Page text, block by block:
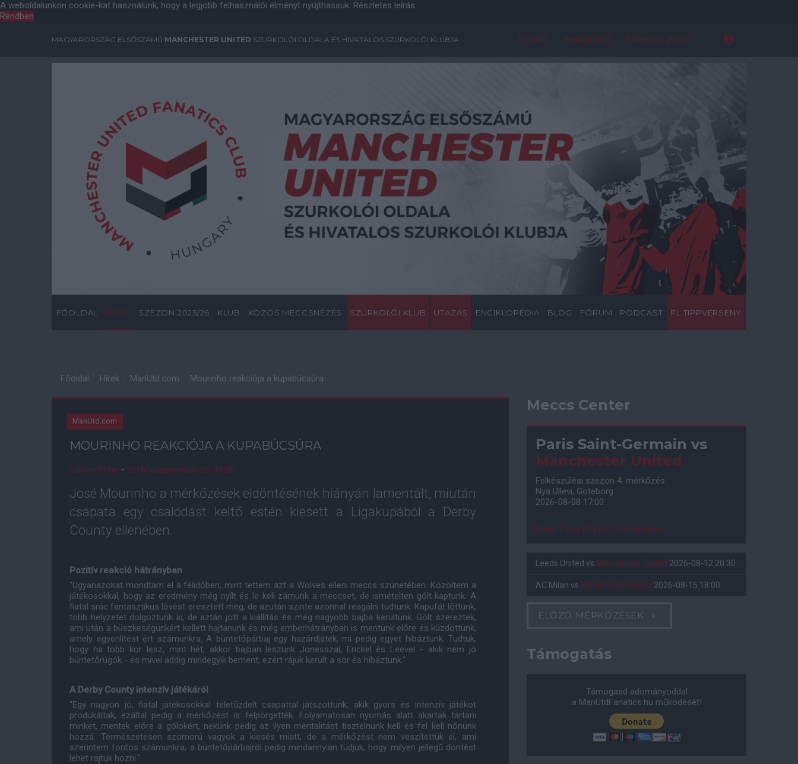
A weboldalunkon cookie-kat használunk, hogy a legjobb felhasználói élményt nyújthassuk. Részletes leírás
Rendben
MAGYARORSZÁG ELSŐSZÁMÚ MANCHESTER UNITED SZURKOLÓI OLDALA ÉS HIVATALOS SZURKOLÓI KLUBJA Főoldal Regisztráció Elfelejtett jelszó
FŐOLDAL HÍREK SZEZON 2025/26 KLUB KÖZÖS MECCSNÉZÉS SZURKOLÓI KLUB UTAZÁS ENCIKLOPÉDIA BLOG FÓRUM PODCAST PL TIPPVERSENY
Főoldal Hírek ManUtd.com Mourinho reakciója a kupabúcsúra
ManUtd.com
MOURINHO REAKCIÓJA A KUPABÚCSÚRA
Lakner Péter • 2018. szeptember. 26. 10:20
José Mourinho a mérkőzések eldöntésének hiányán lamentált, miután
csapata egy csalódást keltő estén kiesett a Ligakupából a Derby
County ellenében.
Pozitív reakció hátrányban
"Ugyanazokat mondtam el a félidőben, mint tettem azt a Wolves elleni meccs szünetében. Közöltem a
játékosokkal, hogy az eredmény még nyílt és le kell zárnunk a meccset, de ismételten gólt kaptunk. A
fiatal srác fantasztikus lövést eresztett meg, de azután szinte azonnal reagálni tudtunk. Kapufát lőttünk,
több helyzetet dolgoztunk ki, de aztán jött a kiállítás és még nagyobb bajba kerültünk. Gólt szereztek,
ami után a büszkeségünkért kellett hajtanunk és még emberhátrányban is mentünk előre és küzdöttünk,
amely egyenlítést ért számunkra. A büntetőpárbaj egy hazárdjáték, mi pedig egyet hibáztunk. Tudtuk,
hogy ha több kör lesz, mint hét, akkor bajban leszünk Jonesszal, Erickel és Leevel - akik nem jó
büntetőrúgók - és mivel addig mindegyik bement, ezért rájuk került a sor és hibáztunk."
A Derby County intenzív játékáról
"Egy nagyon jó, fiatal játékosokkal teletűzdelt csapattal játszottunk, akik gyors és intenzív játékot
produkáltak, ezáltal pedig a mérkőzést is felpörgették. Folyamatosan nyomás alatt akartak tartani
minket, mentek előre a gólokért, nekünk pedig az ilyen mentalitást tisztelnünk kell és fel kell nőnünk
hozzá. Természetesen szomorú vagyok a kiesés miatt, de a mérkőzést nem veszítettük el, ami
szerintem fontos számunkra, a büntetőpárbajról pedig mindannyian tudjuk, hogy milyen jellegű döntést
lehet rajtuk hozni."
Meccs Center
Paris Saint-Germain vs
Manchester United
Felkészülési szezon 4. mérkőzés
Nya Ullevi, Göteborg
2026-08-08 17:00
0 nap 2 óra 52 perc 6 másodperc
Leeds United vs Manchester United 2026-08-12 20:30
AC Milan vs Manchester United 2026-08-15 18:00
ELŐZŐ MÉRKŐZÉSEK
Támogatás
Támogasd adományoddal
a ManUtdFanatics.hu működését!